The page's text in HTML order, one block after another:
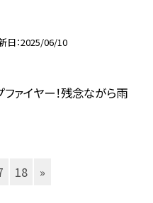
日 2025/06/10
ァイヤー！残念ながら雨
18 »